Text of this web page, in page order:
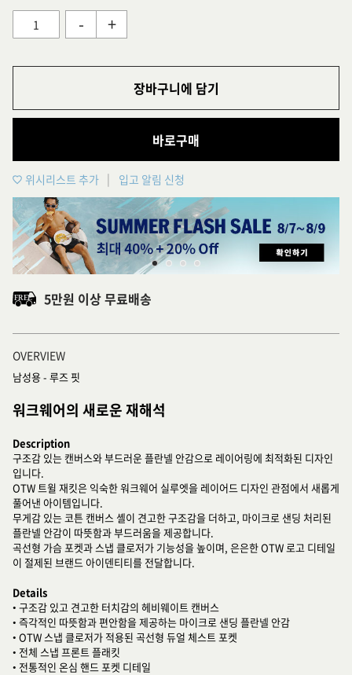
- +
장바구니에 담기
바로구매
위시리스트 추가 입고 알림 신청
5만원 이상 무료배송
OVERVIEW
남성용 - 루즈 핏
워크웨어의 새로운 재해석
Description
구조감 있는 캔버스와 부드러운 플란넬 안감으로 레이어링에 최적화된 디자인
입니다.
OTW 트윌 재킷은 익숙한 워크웨어 실루엣을 레이어드 디자인 관점에서 새롭게
풀어낸 아이템입니다.
무게감 있는 코튼 캔버스 셸이 견고한 구조감을 더하고, 마이크로 샌딩 처리된
플란넬 안감이 따뜻함과 부드러움을 제공합니다.
곡선형 가슴 포켓과 스냅 클로저가 기능성을 높이며, 은은한 OTW 로고 디테일
이 절제된 브랜드 아이덴티티를 전달합니다.
Details
• 구조감 있고 견고한 터치감의 헤비웨이트 캔버스
• 즉각적인 따뜻함과 편안함을 제공하는 마이크로 샌딩 플란넬 안감
• OTW 스냅 클로저가 적용된 곡선형 듀얼 체스트 포켓
• 전체 스냅 프론트 플래킷
• 전통적인 온심 핸드 포켓 디테일